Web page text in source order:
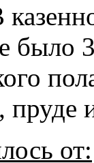
было
от: